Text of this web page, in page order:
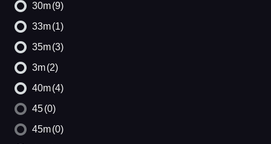
30m(9)
33m(1)
35m(3)
3m(2)
40m(4)
45(0)
45m(0)